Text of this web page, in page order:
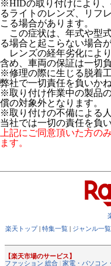
※HIDの取り付けにより
るライトのレンズ、リフ
こる場合があります。
この症状は、年式や型
る場合と起こらない場合
レンズの経年劣化によ
含め、車両の保証は一切
※修理の際に生じる脱着
弊社で一切責任を負いかね
※取り付け作業中の製品
償の対象外となります。
※取り付けの不備による
当社では一切の責任を負
上記にご同意頂いた方の
ます。
楽天トップ| 特集一覧 | ジャンル一覧
【楽天市場のサービス】
ファッション 総合 | 家電・パソコン